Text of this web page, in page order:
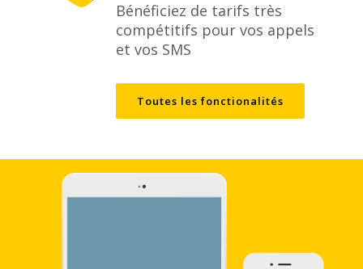
Bénéficiez de tarifs très
compétitifs pour vos appels
et vos SMS
Toutes les fonctionalités